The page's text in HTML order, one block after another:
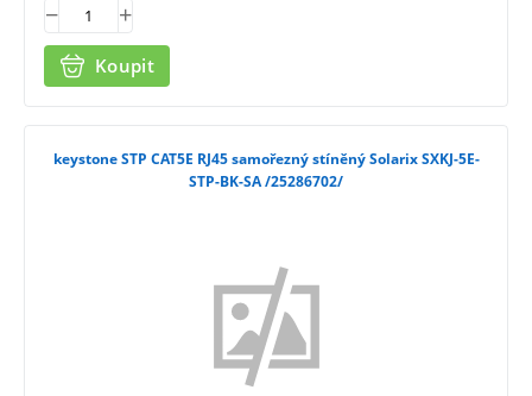
Koupit
keystone STP CAT5E RJ45 samořezný stíněný Solarix SXKJ-5E-
STP-BK-SA /25286702/